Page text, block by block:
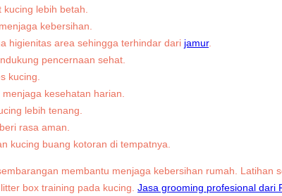
kucing lebih betah.
kebersihan.
higienitas area sehingga terhindar dari jamur.
pencernaan sehat.
kucing.
kesehatan harian.
lebih tenang.
rasa aman.
kucing buang kotoran di tempatnya.
membantu menjaga kebersihan rumah. Latihan
box training pada kucing. Jasa grooming profesional dari